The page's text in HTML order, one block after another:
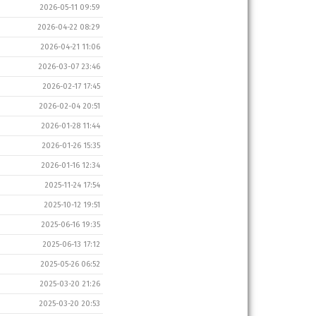
2026-05-11 09:59
2026-04-22 08:29
2026-04-21 11:06
2026-03-07 23:46
2026-02-17 17:45
2026-02-04 20:51
2026-01-28 11:44
2026-01-26 15:35
2026-01-16 12:34
2025-11-24 17:54
2025-10-12 19:51
2025-06-16 19:35
2025-06-13 17:12
2025-05-26 06:52
2025-03-20 21:26
2025-03-20 20:53